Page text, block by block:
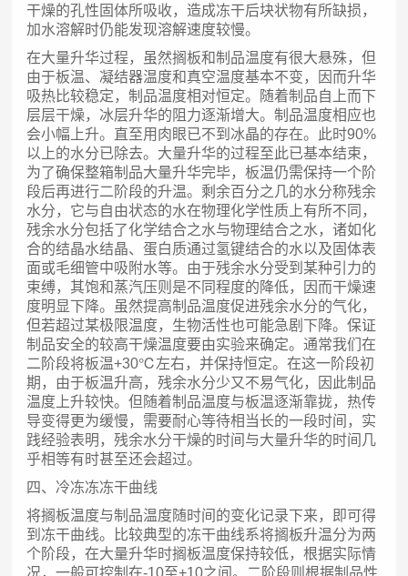
干燥的孔性固体所吸收，造成冻干后块状物有所缺损，
加水溶解时仍能发现溶解速度较慢。
在大量升华过程，虽然搁板和制品温度有很大悬殊，但
由于板温、凝结器温度和真空温度基本不变，因而升华
吸热比较稳定，制品温度相对恒定。随着制品自上而下
层层干燥，冰层升华的阻力逐渐增大。制品温度相应也
会小幅上升。直至用肉眼已不到冰晶的存在。此时90%
以上的水分已除去。大量升华的过程至此已基本结束，
为了确保整箱制品大量升华完毕，板温仍需保持一个阶
段后再进行二阶段的升温。剩余百分之几的水分称残余
水分，它与自由状态的水在物理化学性质上有所不同，
残余水分包括了化学结合之水与物理结合之水，诸如化
合的结晶水结晶、蛋白质通过氢键结合的水以及固体表
面或毛细管中吸附水等。由于残余水分受到某种引力的
束缚，其饱和蒸汽压则是不同程度的降低，因而干燥速
度明显下降。虽然提高制品温度促进残余水分的气化，
但若超过某极限温度，生物活性也可能急剧下降。保证
制品安全的较高干燥温度要由实验来确定。通常我们在
二阶段将板温+30℃左右，并保持恒定。在这一阶段初
期，由于板温升高，残余水分少又不易气化，因此制品
温度上升较快。但随着制品温度与板温逐渐靠拢，热传
导变得更为缓慢，需要耐心等待相当长的一段时间，实
践经验表明，残余水分干燥的时间与大量升华的时间几
乎相等有时甚至还会超过。
四、冷冻冻冻干曲线
将搁板温度与制品温度随时间的变化记录下来，即可得
到冻干曲线。比较典型的冻干曲线系将搁板升温分为两
个阶段，在大量升华时搁板温度保持较低，根据实际情
况，一般可控制在-10至+10之间。二阶段则根据制品性